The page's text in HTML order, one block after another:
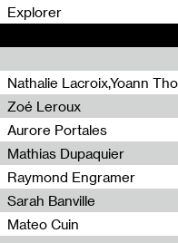
Explorer
Nathalie Lacroix,Yoann
Zoé Leroux
Aurore Portales
Mathias Dupaquier
Raymond Engramer
Sarah Banville
Mateo Cuin